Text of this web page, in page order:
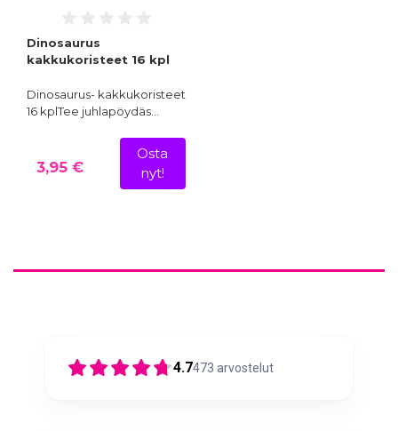
Dinosaurus
kakkukoristeet 16 kpl
Dinosaurus- kakkukoristeet
16 kplTee juhlapöydäs…
3,95 €
Osta
nyt!
4.7473 arvostelut